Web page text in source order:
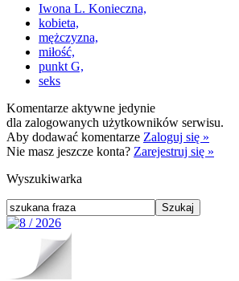
Iwona L. Konieczna,
kobieta,
mężczyzna,
miłość,
punkt G,
seks
Komentarze aktywne jedynie
dla zalogowanych użytkowników serwisu.
Aby dodawać komentarze Zaloguj się »
Nie masz jeszcze konta? Zarejestruj się »
Wyszukiwarka